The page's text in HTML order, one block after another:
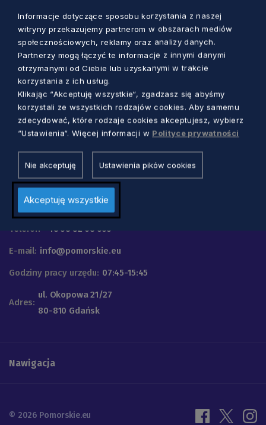
Marcin Szumny 5 lat temu
Urząd Marszałkowski
Województwa Pomorskiego
Telefon +48 58 32 68 555
E-mail: info@pomorskie.eu
Godziny pracy urzędu: 07:45-15:45
Adres:
ul. Okopowa 21/27
80-810 Gdańsk
Nawigacja
© 2026 Pomorskie.eu
Informacje dotyczące sposobu korzystania z naszej
witryny przekazujemy partnerom w obszarach mediów
społecznościowych, reklamy oraz analizy danych.
Partnerzy mogą łączyć te informacje z innymi danymi
otrzymanymi od Ciebie lub uzyskanymi w trakcie
korzystania z ich usług.
Klikając “Akceptuję wszystkie“, zgadzasz się abyśmy
korzystali ze wszystkich rodzajów cookies. Aby samemu
zdecydować, które rodzaje cookies akceptujesz, wybierz
“Ustawienia“. Więcej informacji w Polityce prywatności
Nie akceptuję Ustawienia pików cookies
Akceptuję wszystkie